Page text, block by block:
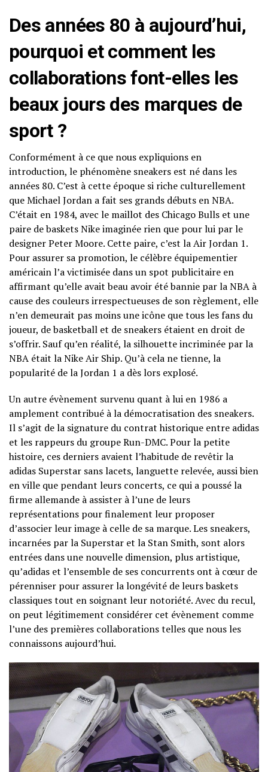
Des années 80 à aujourd’hui,
pourquoi et comment les
collaborations font-elles les
beaux jours des marques de
sport ?
Conformément à ce que nous expliquions en
introduction, le phénomène sneakers est né dans les
années 80. C’est à cette époque si riche culturellement
que Michael Jordan a fait ses grands débuts en NBA.
C’était en 1984, avec le maillot des Chicago Bulls et une
paire de baskets Nike imaginée rien que pour lui par le
designer Peter Moore. Cette paire, c’est la Air Jordan 1.
Pour assurer sa promotion, le célèbre équipementier
américain l’a victimisée dans un spot publicitaire en
affirmant qu’elle avait beau avoir été bannie par la NBA à
cause des couleurs irrespectueuses de son règlement, elle
n’en demeurait pas moins une icône que tous les fans du
joueur, de basketball et de sneakers étaient en droit de
s’offrir. Sauf qu’en réalité, la silhouette incriminée par la
NBA était la Nike Air Ship. Qu’à cela ne tienne, la
popularité de la Jordan 1 a dès lors explosé.
Un autre évènement survenu quant à lui en 1986 a
amplement contribué à la démocratisation des sneakers.
Il s’agit de la signature du contrat historique entre adidas
et les rappeurs du groupe Run-DMC. Pour la petite
histoire, ces derniers avaient l’habitude de revêtir la
adidas Superstar sans lacets, languette relevée, aussi bien
en ville que pendant leurs concerts, ce qui a poussé la
firme allemande à assister à l’une de leurs
représentations pour finalement leur proposer
d’associer leur image à celle de sa marque. Les sneakers,
incarnées par la Superstar et la Stan Smith, sont alors
entrées dans une nouvelle dimension, plus artistique,
qu’adidas et l’ensemble de ses concurrents ont à cœur de
pérenniser pour assurer la longévité de leurs baskets
classiques tout en soignant leur notoriété. Avec du recul,
on peut légitimement considérer cet évènement comme
l’une des premières collaborations telles que nous les
connaissons aujourd’hui.